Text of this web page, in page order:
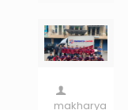
makharya